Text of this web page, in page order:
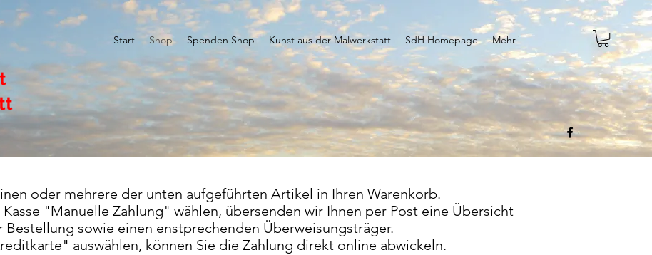
Start Shop Spenden Shop Kunst aus der Malwerkstatt SdH Homepage Mehr
oder mehrere der unten aufgeführten Artikel in Ihren Warenkorb.
"Manuelle Zahlung" wählen, übersenden wir Ihnen per Post eine Übersicht
Bestellung sowie einen enstprechenden Überweisungsträger.
auswählen, können Sie die Zahlung direkt online abwickeln.